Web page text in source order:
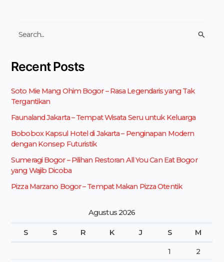
i
n
t
u
:
Recent Posts
Soto Mie Mang Ohim Bogor – Rasa Legendaris yang Tak
Tergantikan
Faunaland Jakarta – Tempat Wisata Seru untuk Keluarga
Bobobox Kapsul Hotel di Jakarta – Penginapan Modern
dengan Konsep Futuristik
Sumeragi Bogor – Pilihan Restoran All You Can Eat Bogor
yang Wajib Dicoba
Pizza Marzano Bogor – Tempat Makan Pizza Otentik
Agustus 2026
S S R K J S M
1
2